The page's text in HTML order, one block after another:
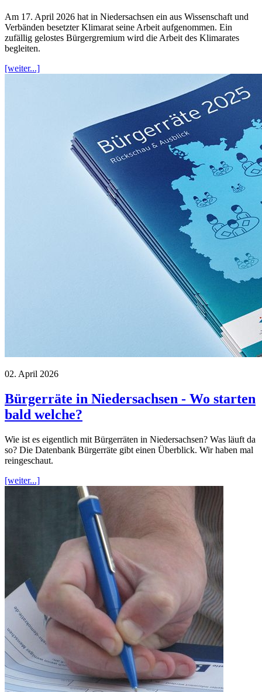
Am 17. April 2026 hat in Niedersachsen ein aus Wissenschaft und
Verbänden besetzter Klimarat seine Arbeit aufgenommen. Ein
zufällig gelostes Bürgergremium wird die Arbeit des Klimarates
begleiten.
[weiter...]
02. April 2026
Bürgerräte in Niedersachsen - Wo starten
bald welche?
Wie ist es eigentlich mit Bürgerräten in Niedersachsen? Was läuft da
so? Die Datenbank Bürgerräte gibt einen Überblick. Wir haben mal
reingeschaut.
[weiter...]